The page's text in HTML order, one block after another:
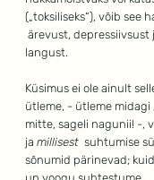
(„toksiliseks“), võib see
ärevust, depressiivsust
langust.
Küsimus ei ole ainult
ütleme, - ütleme
mitte, sageli nagunii! -,
ja millisest suhtumise
sõnumid pärinevad;